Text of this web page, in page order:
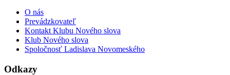
O nás
Prevádzkovateľ
Kontakt Klubu Nového slova
Klub Nového slova
Spoločnosť Ladislava Novomeského
Odkazy